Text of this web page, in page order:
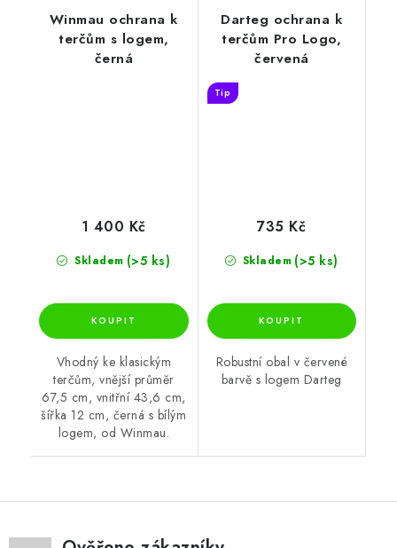
Winmau ochrana k
terčům s logem,
černá
Skladem (>5 ks)
1 400 Kč
Vhodný ke klasickým
terčům, vnější průměr
67,5 cm, vnitřní 43,6 cm,
šířka 12 cm, černá s bílým
logem, od Winmau.
Darteg ochrana k
terčům Pro Logo,
červená
Tip
Skladem (>5 ks)
735 Kč
Robustní obal v červené
barvě s logem Darteg